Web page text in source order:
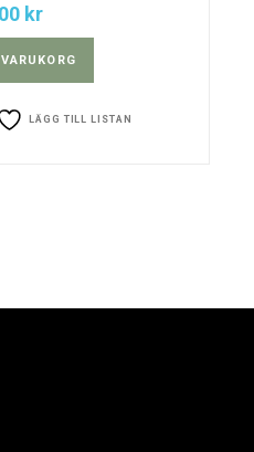
kr
LÄGG TILL LISTAN